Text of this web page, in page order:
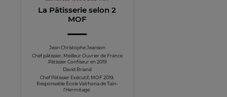
La Pâtisserie selon 2
MOF
Jean Christophe Jeanson
Chef pâtissier, Meilleur Ouvrier de France
Pâtissier Confiseur en 2019
David Briand
Chef Pâtissier Exécutif, MOF 2019,
Responsable École Valrhona de Tain-
l’Hermitage.